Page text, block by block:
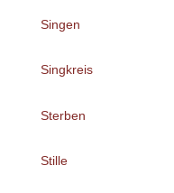
Singen
Singkreis
Sterben
Stille